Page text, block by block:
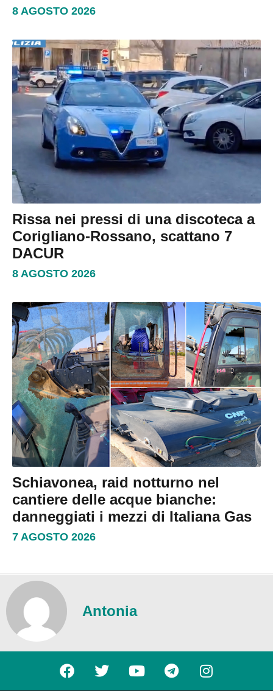
8 AGOSTO 2026
Rissa nei pressi di una discoteca a
Corigliano-Rossano, scattano 7
DACUR
8 AGOSTO 2026
Schiavonea, raid notturno nel
cantiere delle acque bianche:
danneggiati i mezzi di Italiana Gas
7 AGOSTO 2026
Antonia